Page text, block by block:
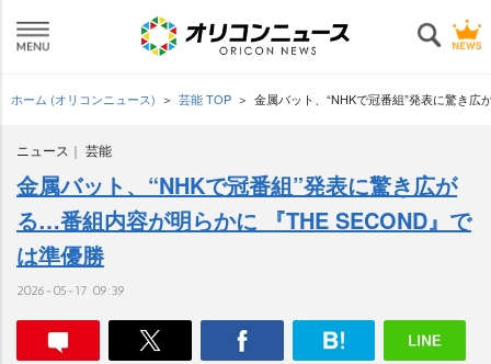
ホーム (オリコンニュース) 芸能 TOP 金属バット、“NHKで冠番組”発表に驚き
ニュース 芸能
金属バット、“NHKで冠番組”発表に驚き広が
る…番組内容が明らかに 『THE SECOND』で
は準優勝
2026-05-17 09:39